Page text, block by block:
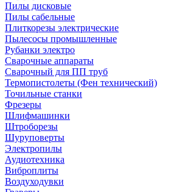
Пилы дисковые
Пилы сабельные
Плиткорезы электрические
Пылесосы промышленные
Рубанки электро
Сварочные аппараты
Сварочный для ПП труб
Термопистолеты (Фен технический)
Точильные станки
Фрезеры
Шлифмашинки
Штроборезы
Шуруповерты
Электропилы
Аудиотехника
Виброплиты
Воздуходувки